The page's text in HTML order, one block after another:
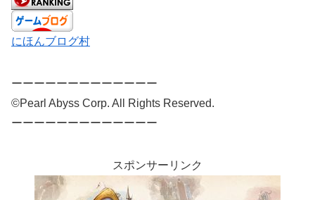
にほんブログ村
ーーーーーーーーーーーーー
©Pearl Abyss Corp. All Rights Reserved.
ーーーーーーーーーーーーー
スポンサーリンク